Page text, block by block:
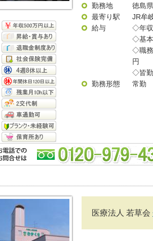
勤務地
徳島
最寄り駅
JR牟
給与
◇年収
◇基本
◇職務
◇皆
勤務形態
常勤
医療法人 若草会